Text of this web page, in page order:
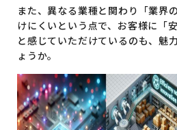
また、異なる業種と関わり「業界
けにくいという点で、お客様に「
と感じていただけているのも、魅
ょうか。